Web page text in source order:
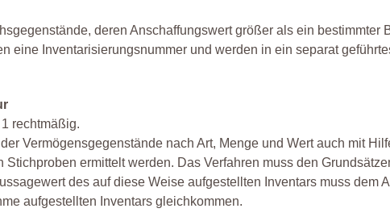
deren Anschaffungswert größer als ein bestimmter
eine Inventarisierungsnummer und werden in ein separat
rechtmäßig.
Vermögensgegenstände nach Art, Menge und Wert auch mit
ermittelt werden. Das Verfahren muss den
des auf diese Weise aufgestellten Inventars muss dem
aufgestellten Inventars gleichkommen.